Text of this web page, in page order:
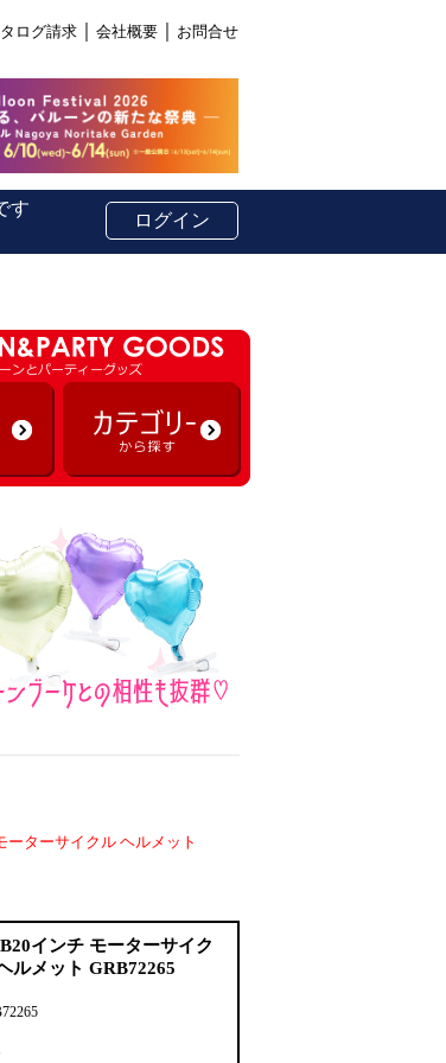
ログ請求 会社概要 お問合せ
す
ログイン
ーターサイクル ヘルメット
インチ モーターサイク
ルメット GRB72265